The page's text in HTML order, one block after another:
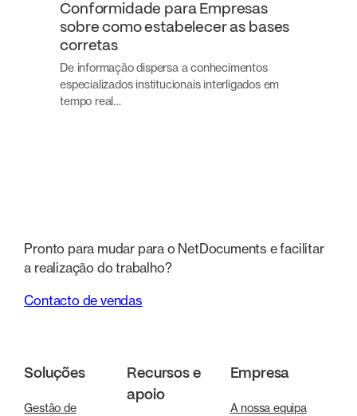
Conformidade para Empresas
sobre como estabelecer as bases
corretas
De informação dispersa a conhecimentos
especializados institucionais interligados em
tempo real…
Pronto para mudar para o NetDocuments e facilitar
a realização do trabalho?
Contacto de vendas
Soluções
Gestão de
Recursos e
apoio
Empresa
A nossa equipa